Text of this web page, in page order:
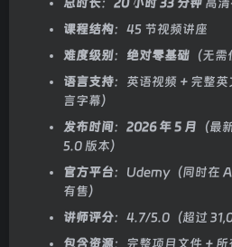
课程结构：45 节视频讲座
难度级别： 绝对零基础 （无
语言支持：英语视频 + 完整
言字幕）
发布时间： 2026 年 5 月 （最
5.0 版本）
官方平台：Udemy（同时在
有售）
讲师评分：4.7/5.0（超过
包含资源：完整项目文件 +